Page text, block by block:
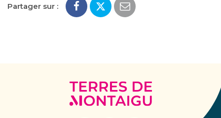
Partager sur :
Terres
de
Montaigu